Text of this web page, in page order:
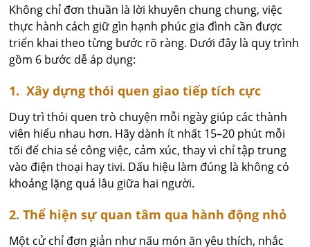
Không chỉ đơn thuần là lời khuyên chung chung, việc
thực hành cách giữ gìn hạnh phúc gia đình cần được
triển khai theo từng bước rõ ràng. Dưới đây là quy trình
gồm 6 bước dễ áp dụng:
1. Xây dựng thói quen giao tiếp tích cực
Duy trì thói quen trò chuyện mỗi ngày giúp các thành
viên hiểu nhau hơn. Hãy dành ít nhất 15–20 phút mỗi
tối để chia sẻ công việc, cảm xúc, thay vì chỉ tập trung
vào điện thoại hay tivi. Dấu hiệu làm đúng là không có
khoảng lặng quá lâu giữa hai người.
2. Thể hiện sự quan tâm qua hành động nhỏ
Một cử chỉ đơn giản như nấu món ăn yêu thích, nhắc